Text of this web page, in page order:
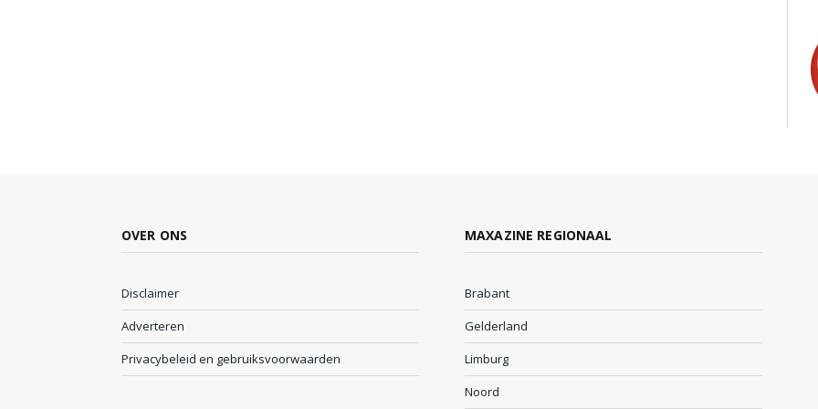
OVER ONS
Disclaimer
Adverteren
Privacybeleid en gebruiksvoorwaarden
MAXAZINE REGIONAAL
Brabant
Gelderland
Limburg
Noord